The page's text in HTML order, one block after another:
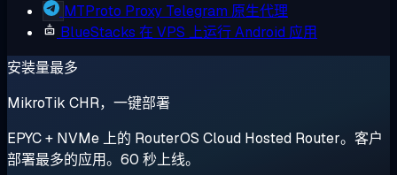
MTProto Proxy Telegram 原生代理
BlueStacks 在 VPS 上运行 Android 应用
安装量最多
MikroTik CHR，一键部署
EPYC + NVMe 上的 RouterOS Cloud Hosted Router。客户
部署最多的应用。60 秒上线。